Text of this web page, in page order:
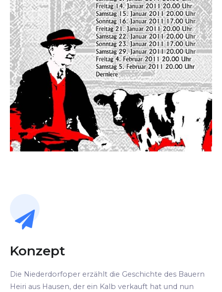
Konzept
Die Niederdorfoper erzählt die Geschichte des Bauern
Heiri aus Hausen, der ein Kalb verkauft hat und nun